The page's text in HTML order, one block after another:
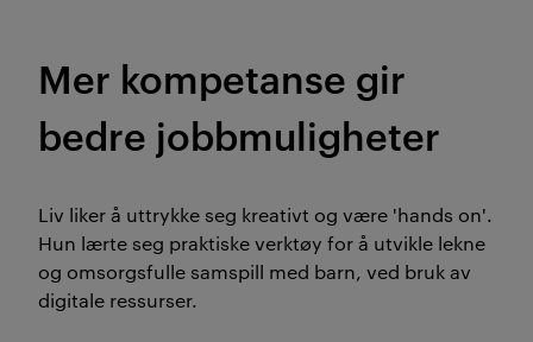
Mer kompetanse gir
bedre jobbmuligheter
Liv liker å uttrykke seg kreativt og være 'hands on'.
Hun lærte seg praktiske verktøy for å utvikle lekne
og omsorgsfulle samspill med barn, ved bruk av
digitale ressurser.